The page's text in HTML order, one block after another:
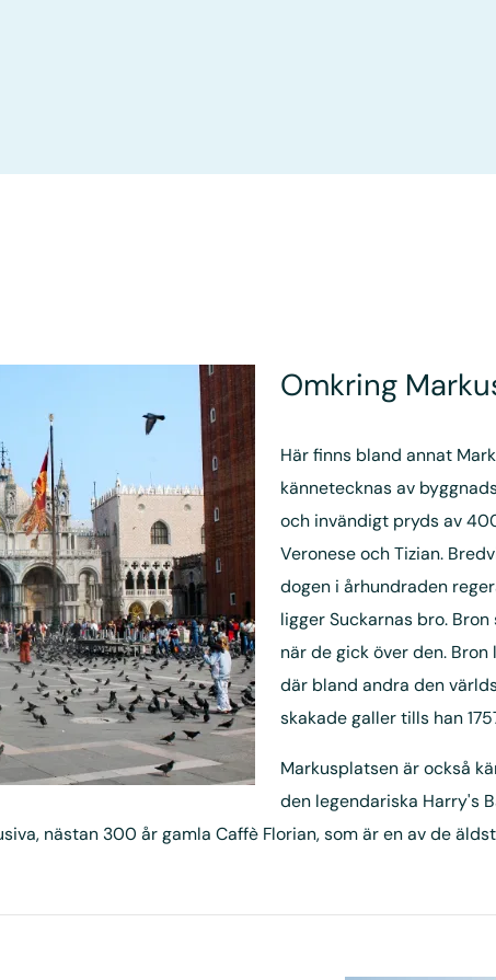
Omkring
Här finns bland annat
kännetecknas av
och invändigt pryds av
Veronese och Tizian.
dogen i århundraden
ligger Suckarnas bro.
när de gick över den.
där bland andra den
skakade galler tills han
Markusplatsen är också
den legendariska Harry's
nästan 300 år gamla Caffè Florian, som är en av de